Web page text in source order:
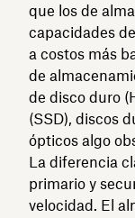
que los de
capacidades
a costos más
de
de disco duro
(SSD), discos
ópticos algo
La diferencia
primario y
velocidad. El